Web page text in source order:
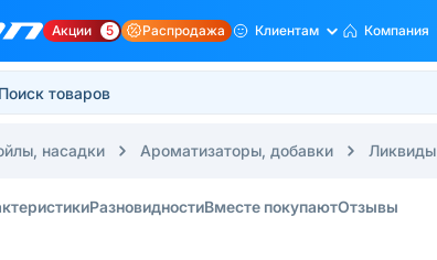
Акции 5 Распродажа Клиентам Компания
насадки Ароматизаторы, добавки Ликвиды
РазновидностиВместе покупаютОтзывы